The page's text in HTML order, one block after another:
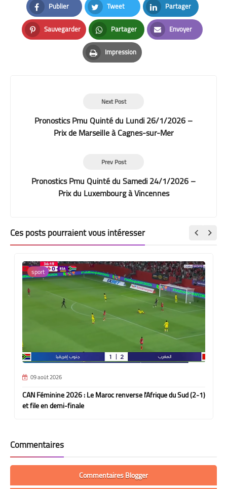
Publier
Facebook
Tweet
Twitter
Partager
LinkedIn
Sauvegarder
Pinterest
Partager
Whatsapp
Envoyer
Email
Impression
Print
Next Post
Pronostics Pmu Quinté du Lundi 26/1/2026 –
Prix de Marseille à Cagnes-sur-Mer
Prev Post
Pronostics Pmu Quinté du Samedi 24/1/2026 –
Prix du Luxembourg à Vincennes
Ces posts pourraient vous intéresser
sport
09 août 2026
CAN Féminine 2026 : Le Maroc renverse l'Afrique du Sud (2-1)
et file en demi-finale
Commentaires
Commentaires Blogger